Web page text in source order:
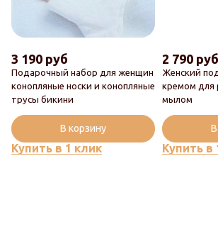
Подарочный набор для женщин
конопляные носки и конопляные
трусы бикини
3 190 руб
Купить в 1 клик
В корзину
Женский
кремом для
мылом
2 790 руб
Купить в